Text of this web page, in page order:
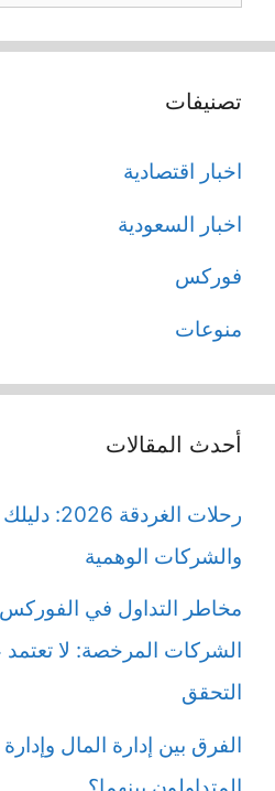
عن:
تصنيفات
اخبار اقتصادية
اخبار السعودية
فوركس
منوعات
أحدث المقالات
رحلات
والشركات الوهمية
مخاطر التداول في
الشركات المرخصة: لا تعتمد
التحقق
الفرق بين إدارة المال